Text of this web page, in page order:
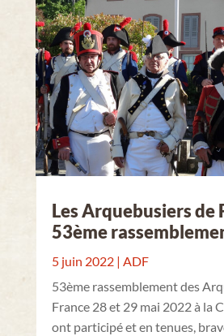
Les Arquebusiers de
53ème
5 juin 2022| ADF
53ème rassemblement des
France 28 et 29 mai 2022 à la
ont participé et en tenues,